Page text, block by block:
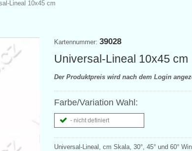
Lineal 10x45 cm
Kartennummer: 39028
Universal-Lineal 10x45 cm
Der Produktpreis wird nach dem Login
Farbe/Variation Wahl:
- nicht definiert
Universal-Lineal, cm Skala, 30°, 45° und 60°